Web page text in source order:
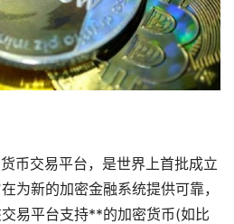
币交易平台，是世界上首批成立
为新的加密金融系统提供可靠，
易平台支持**的加密货币(如比